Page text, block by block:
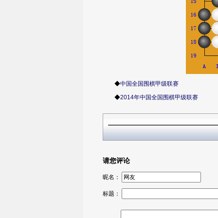
◆中国全国围棋甲级联赛
◆2014年中国全国围棋甲级联赛
请您评论
昵名：
标题：